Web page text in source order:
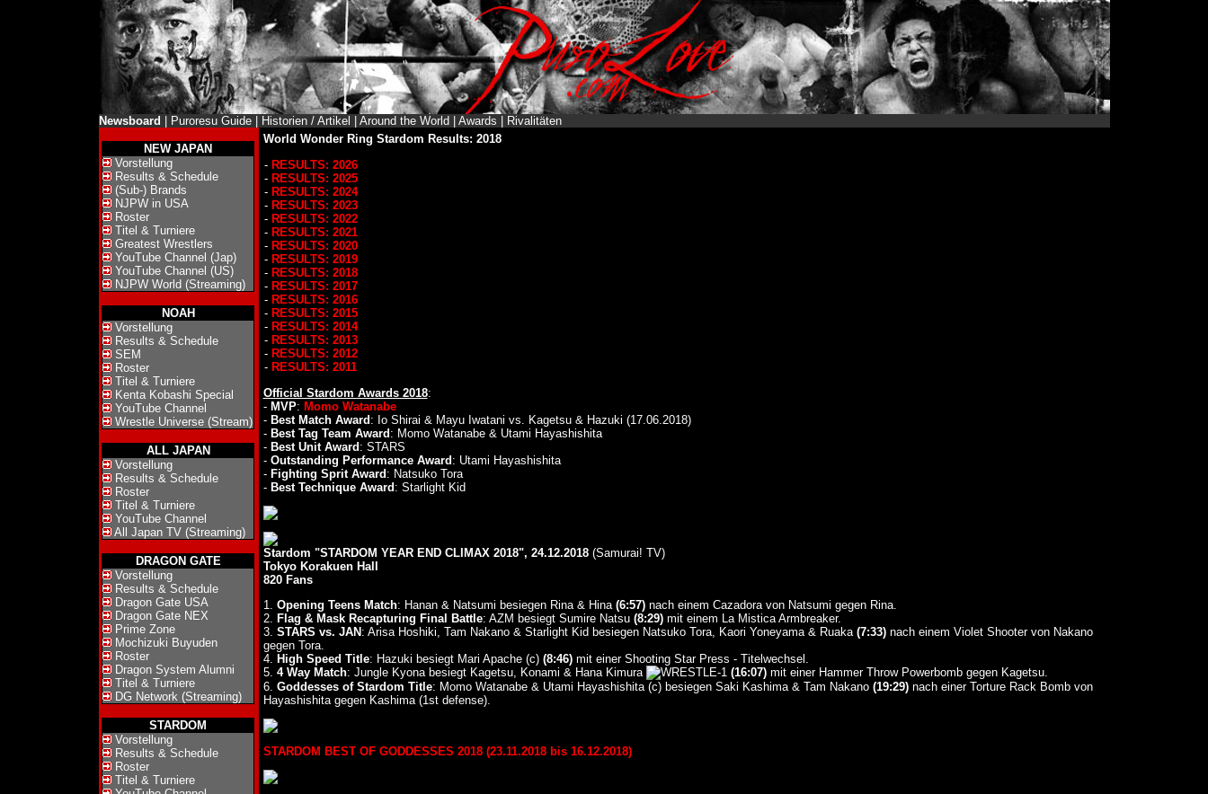
Newsboard Puroresu Guide| Historien / Artikel Around the World Awards Rivalitäten
NEW JAPAN
Vorstellung
Results & Schedule
(Sub-) Brands
NJPW in USA
Roster
Titel & Turniere
Greatest Wrestlers
YouTube Channel (Jap)
YouTube Channel (US)
NJPW World (Streaming)
NOAH
Vorstellung
Results & Schedule
SEM
Roster
Titel & Turniere
Kenta Kobashi Special
YouTube Channel
Wrestle Universe (Stream)
ALL JAPAN
Vorstellung
Results & Schedule
Roster
Titel & Turniere
YouTube Channel
All Japan TV (Streaming)
DRAGON GATE
Vorstellung
Results & Schedule
Dragon Gate USA
Dragon Gate NEX
Prime Zone
Mochizuki Buyuden
Roster
Dragon System Alumni
Titel & Turniere
DG Network (Streaming)
STARDOM
Vorstellung
Results & Schedule
Roster
Titel & Turniere
World Wonder Ring Stardom Results: 2018
- RESULTS: 2026
- RESULTS: 2025
- RESULTS: 2024
- RESULTS: 2023
- RESULTS: 2022
- RESULTS: 2021
- RESULTS: 2020
- RESULTS: 2019
- RESULTS: 2018
- RESULTS: 2017
- RESULTS: 2016
- RESULTS: 2015
- RESULTS: 2014
- RESULTS: 2013
- RESULTS: 2012
- RESULTS: 2011
Official Stardom Awards 2018:
- MVP: Momo Watanabe
- Best Match Award : Io Shirai & Mayu Iwatani vs. Kagetsu & Hazuki (17.06.2018)
- Best Tag Team Award : Momo Watanabe & Utami Hayashishita
- Best Unit Award : STARS
- Outstanding Performance Award : Utami Hayashishita
- Fighting Sprit Award : Natsuko Tora
- Best Technique Award : Starlight Kid
Stardom "STARDOM YEAR END CLIMAX 2018", 24.12.2018(Samurai! TV)
Tokyo Korakuen Hall
820 Fans
1. Opening Teens Match: Hanan & Natsumi besiegen Rina & Hina (6:57)nach einem Cazadora von Natsumi gegen Rina.
2. Flag & Mask Recapturing Final Battle: AZM besiegt Sumire Natsu (8:29)mit einem La Mistica Armbreaker.
3. STARS vs. JAN : Arisa Hoshiki, Tam Nakano & Starlight Kid besiegen Natsuko Tora, Kaori Yoneyama & Ruaka (7:33)nach einem Violet Shooter von Nakano
gegen Tora.
4. High Speed Title: Hazuki besiegt Mari Apache (c) (8:46)mit einer Shooting Star Press - Titelwechsel.
5. 4 Way Match: Jungle Kyona besiegt Kagetsu, Konami & Hana Kimura (16:07)mit einer Hammer Throw Powerbomb gegen Kagetsu.
6. Goddesses of Stardom Title: Momo Watanabe & Utami Hayashishita (c) besiegen Saki Kashima & Tam Nakano (19:29)nach einer Torture Rack Bomb von
Hayashishita gegen Kashima (1st defense).
STARDOM BEST OF GODDESSES 2018 (23.11.2018 bis 16.12.2018)